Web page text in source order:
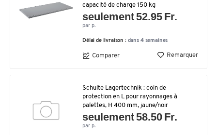
capacité de charge 150 kg
seulement 52.95 Fr.
par p.
Délai de livraison : dans 4 semaines
Comparer Remarquer
Schulte Lagertechnik : coin de
protection en L pour rayonnages à
palettes, H 400 mm, jaune/noir
seulement 58.50 Fr.
par p.